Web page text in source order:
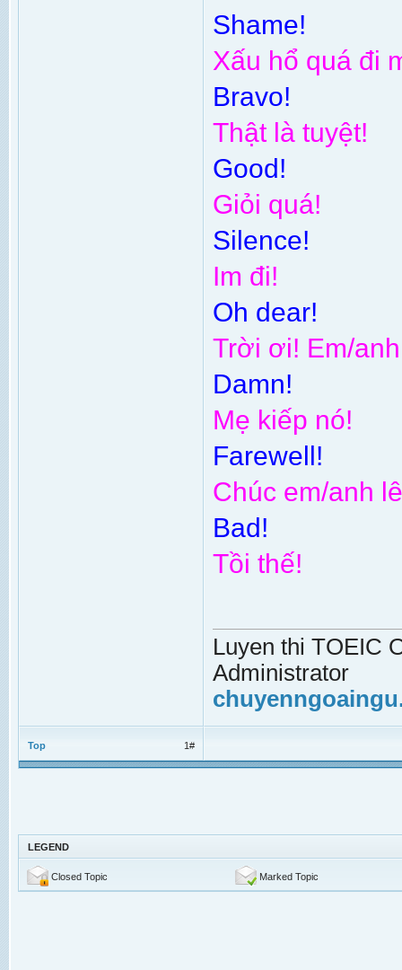
Shame!
Xấu hổ quá đi
Bravo!
Thật là tuyệt!
Good!
Giỏi quá!
Silence!
Im đi!
Oh dear!
Trời ơi! Em/
Damn!
Mẹ kiếp nó!
Farewell!
Chúc em/anh
Bad!
Tồi thế!
Luyen thi TOEIC
Administrator
Top 1#
LEGEND
Closed Topic Marked Topic